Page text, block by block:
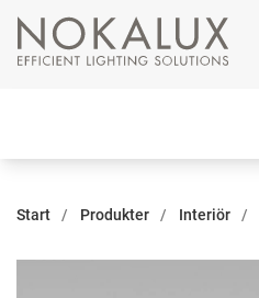
Start Produkter Interiör